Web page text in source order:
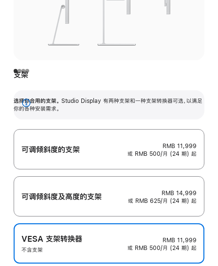
支架
选择你合用的支架。 Studio Display 有两种支架和一种支架转换器可选，以满足
你的各种安装需求。
展
可调倾斜度的支架
RMB 11,999
或 RMB 500/月 (24 期) 起
可调倾斜度及高‍度的支‍架
RMB 14,999
或 RMB 625/月 (24 期) 起
VESA 支架转换器
不含支架
RMB 11,999
或 RMB 500/月 (24 期) 起